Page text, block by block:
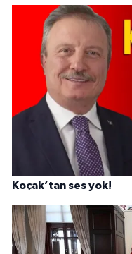
Koçak’tan ses yok!